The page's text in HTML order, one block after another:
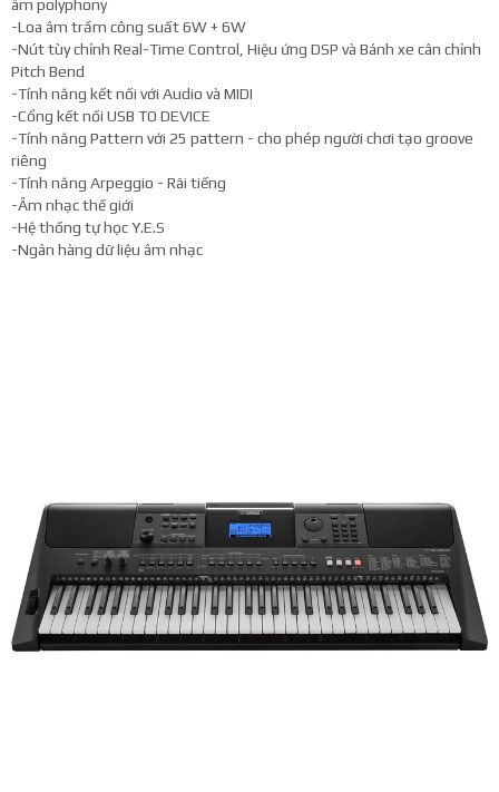
âm polyphony
-Loa âm trầm công suất 6W + 6W
-Nút tùy chỉnh Real-Time Control, Hiệu ứng DSP và Bánh xe cân chỉnh
Pitch Bend
-Tính năng kết nối với Audio và MIDI
-Cổng kết nối USB TO DEVICE
-Tính năng Pattern với 25 pattern - cho phép người chơi tạo groove
riêng
-Tính năng Arpeggio - Rãi tiếng
-Âm nhạc thế giới
-Hệ thống tự học Y.E.S
-Ngân hàng dữ liệu âm nhạc